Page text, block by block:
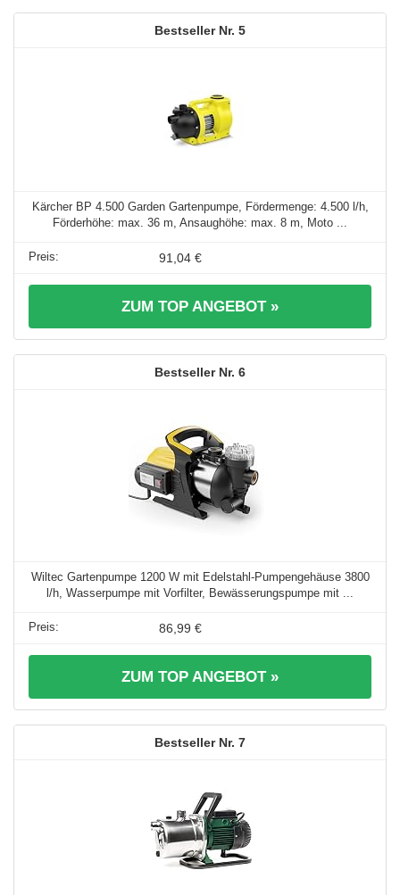
5
Kärcher BP 4.500 Garden Gartenpumpe, Fördermenge: 4.500 l/h,
Förderhöhe: max. 36 m, Ansaughöhe: max. 8 m, Moto ...
91,04 €
ZUM TOP ANGEBOT »
6
Wiltec Gartenpumpe 1200 W mit Edelstahl-Pumpengehäuse 3800
l/h, Wasserpumpe mit Vorfilter, Bewässerungspumpe mit ...
86,99 €
ZUM TOP ANGEBOT »
7